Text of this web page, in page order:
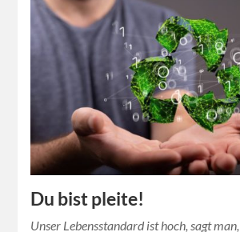
Du bist pleite!
Unser Lebensstandard ist hoch, sagt